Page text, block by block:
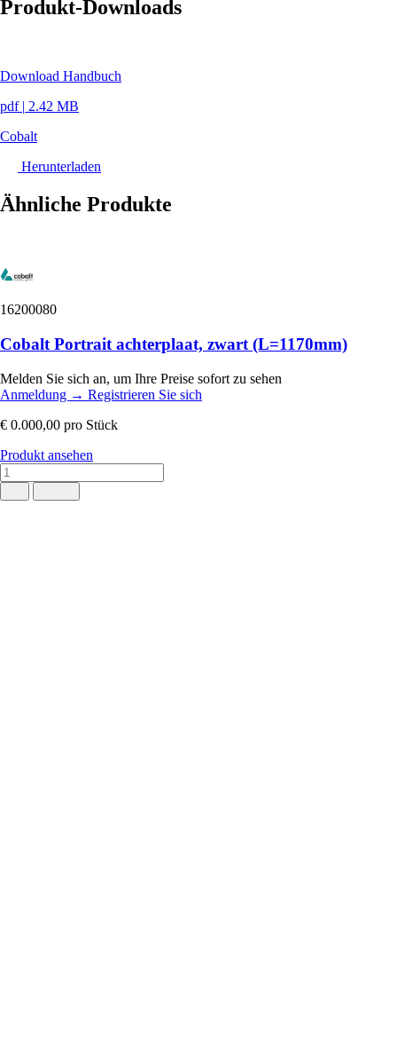
Produkt-Downloads
Download Handbuch
pdf | 2.42 MB
Cobalt
Herunterladen
Ähnliche Produkte
16200080
Cobalt Portrait achterplaat, zwart (L=1170mm)
Melden Sie sich an, um Ihre Preise sofort zu sehen
Anmeldung → Registrieren Sie sich
€ 0.000,00 pro Stück
Produkt ansehen